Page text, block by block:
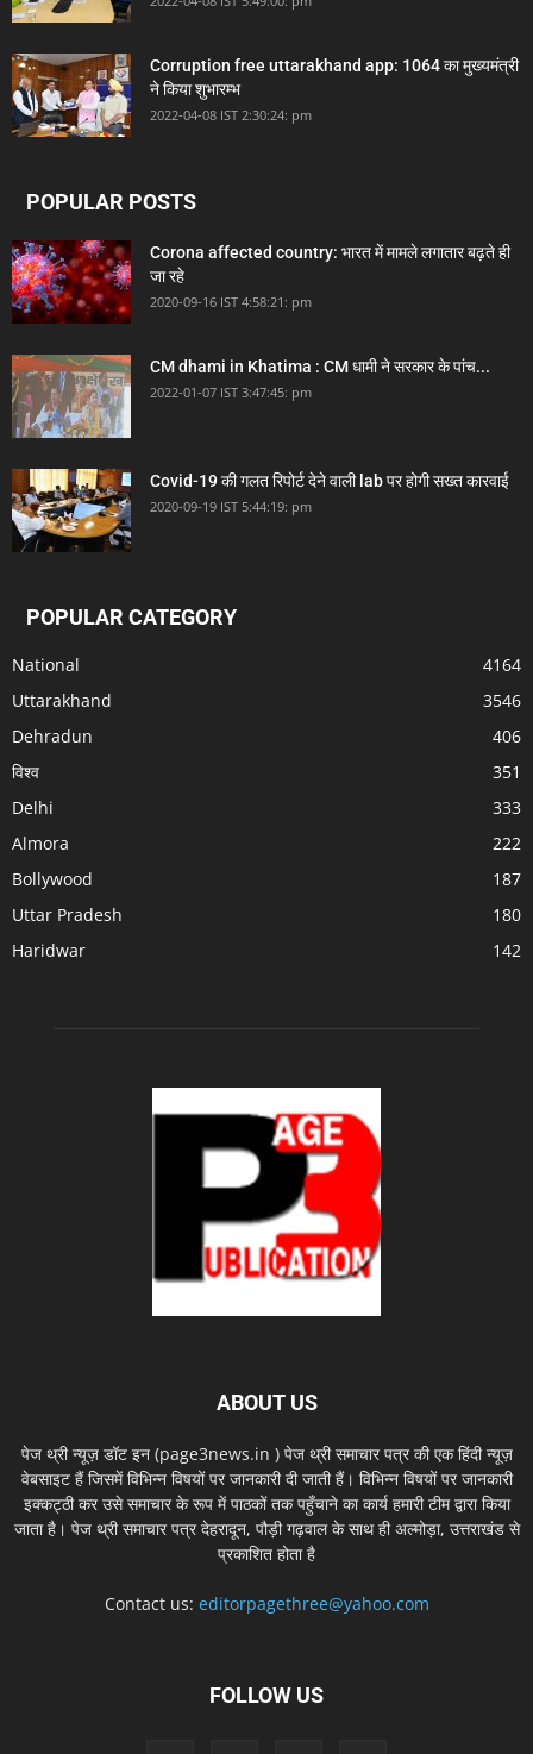
Corruption free uttarakhand app: 1064 का मुख्यमंत्री
ने किया शुभारम्भ
2022-04-08 IST 2:30:24: pm
POPULAR POSTS
Corona affected country: भारत में मामले लगातार बढ़ते ही
जा रहे
2020-09-16 IST 4:58:21: pm
CM dhami in Khatima : CM धामी ने सरकार के पांच...
2022-01-07 IST 3:47:45: pm
Covid-19 की गलत रिपोर्ट देने वाली lab पर होगी सख्त कारवाई
2020-09-19 IST 5:44:19: pm
POPULAR CATEGORY
National
4164
Uttarakhand
3546
Dehradun
406
विश्व
351
Delhi
333
Almora
222
Bollywood
187
Uttar Pradesh
180
Haridwar
142
ABOUT US
पेज थ्री न्यूज़ डॉट इन (page3news.in ) पेज थ्री समाचार पत्र की एक हिंदी न्यूज़
वेबसाइट हैं जिसमें विभिन्न विषयों पर जानकारी दी जाती हैं। विभिन्न विषयों पर जानकारी
इक्कट्ठी कर उसे समाचार के रूप में पाठकों तक पहुँचाने का कार्य हमारी टीम द्वारा किया
जाता है। पेज थ्री समाचार पत्र देहरादून, पौड़ी गढ़वाल के साथ ही अल्मोड़ा, उत्तराखंड से
प्रकाशित होता है
Contact us: editorpagethree@yahoo.com
FOLLOW US